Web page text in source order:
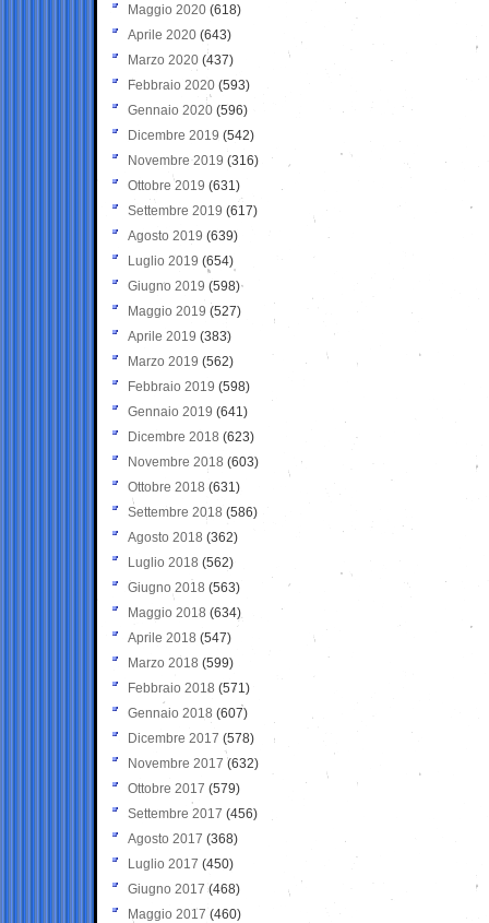
Maggio 2020 (618)
Aprile 2020 (643)
Marzo 2020 (437)
Febbraio 2020 (593)
Gennaio 2020 (596)
Dicembre 2019 (542)
Novembre 2019 (316)
Ottobre 2019 (631)
Settembre 2019 (617)
Agosto 2019 (639)
Luglio 2019 (654)
Giugno 2019 (598)
Maggio 2019 (527)
Aprile 2019 (383)
Marzo 2019 (562)
Febbraio 2019 (598)
Gennaio 2019 (641)
Dicembre 2018 (623)
Novembre 2018 (603)
Ottobre 2018 (631)
Settembre 2018 (586)
Agosto 2018 (362)
Luglio 2018 (562)
Giugno 2018 (563)
Maggio 2018 (634)
Aprile 2018 (547)
Marzo 2018 (599)
Febbraio 2018 (571)
Gennaio 2018 (607)
Dicembre 2017 (578)
Novembre 2017 (632)
Ottobre 2017 (579)
Settembre 2017 (456)
Agosto 2017 (368)
Luglio 2017 (450)
Giugno 2017 (468)
Maggio 2017 (460)